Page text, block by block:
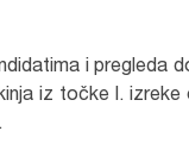
i pregleda
iz točke I.